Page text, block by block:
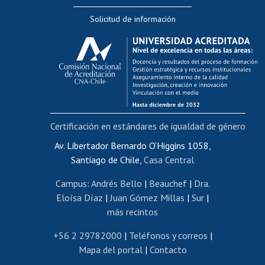
Editar Portafolio Académico
Evaluación docente
Calificación académica
Postulación al AUCAI
Funcionarias/os
Cursos internos de capacitación
Bienestar del personal
Portal de movilidad interna
Certificado de renta
Certificado de renta honorarios
Editar páginas blancas
Extranjeras/os
Revalidación y reconocimiento de títulos
Postulación al Programa de Movilidad Estudiantil
Solicitud de información
Av. Libertador Bernardo O'Higgins 1058,
Santiago de Chile, Casa Central
Campus: Andrés Bello | Beauchef| Dra.
Eloísa Díaz | Juan Gómez Millas | Sur |
más recintos
+56 2 29782000 | Teléfonos y correos |
Mapa del portal| Contacto
Certificación en estándares de igualdad de género